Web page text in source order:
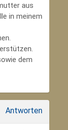
aus
in meinem
dem
Antworten